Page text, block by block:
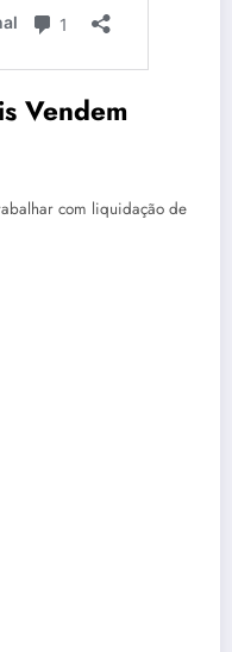
Vendem
com liquidação de